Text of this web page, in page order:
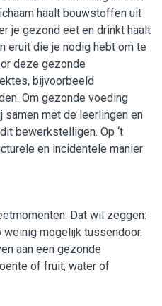
haalt bouwstoffen uit
je gezond eet en drinkt haalt
eruit die je nodig hebt om te
deze gezonde
bijvoorbeeld
Om gezonde voeding
samen met de leerlingen en
bewerkstelligen. Op ‘t
en incidentele manier
Dat wil zeggen:
mogelijk tussendoor.
aan een gezonde
of fruit, water of